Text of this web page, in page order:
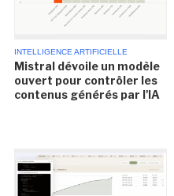
INTELLIGENCE ARTIFICIELLE
Mistral dévoile un modèle
ouvert pour contrôler les
contenus générés par l'IA